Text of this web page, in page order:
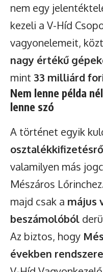
nem egy
kezeli a V-Híd
vagyonelemeit,
nagy értékű
mint 33 milliárd
Nem lenne példa
lenne szó
A történet egyik
valamilyen más
Mészáros
majd csak a május
beszámolóból
Az biztos, hogy
években